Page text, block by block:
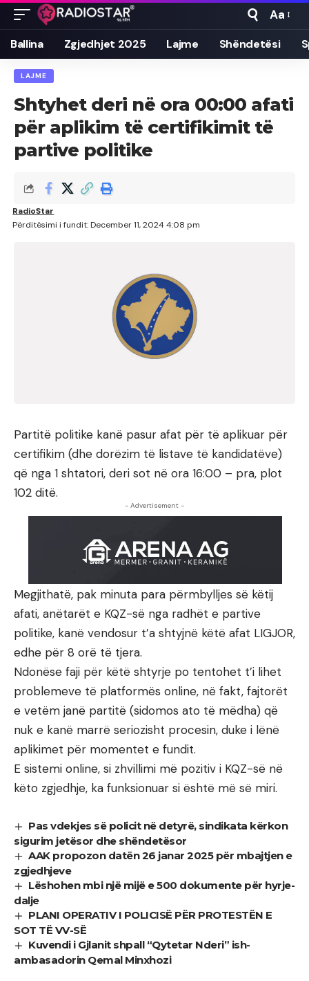
Font
Resizer
Aa
Ballina Zgjedhjet 2025 Lajme Shëndetësi
LAJME
Shtyhet deri në ora 00:00 afati
për aplikim të certifikimit të
partive politike
Përditësimi i fundit: December 11, 2024 4:08 pm
RadioStar
Partitë politike kanë pasur afat për të aplikuar për
certifikim (dhe dorëzim të listave të kandidatëve)
që nga 1 shtatori, deri sot në ora 16:00 – pra, plot
102 ditë.
- Advertisement -
Megjithatë, pak minuta para përmbylljes së këtij
afati, anëtarët e KQZ-së nga radhët e partive
politike, kanë vendosur t’a shtyjnë këtë afat LIGJOR,
edhe për 8 orë të tjera.
Ndonëse faji për këtë shtyrje po tentohet t’i lihet
problemeve të platformës online, në fakt, fajtorët
e vetëm janë partitë (sidomos ato të mëdha) që
nuk e kanë marrë seriozisht procesin, duke i lënë
aplikimet për momentet e fundit.
E sistemi online, si zhvillimi më pozitiv i KQZ-së në
këto zgjedhje, ka funksionuar si është më së miri.
Pas vdekjes së policit në detyrë, sindikata kërkon
sigurim jetësor dhe shëndetësor
AAK propozon datën 26 janar 2025 për mbajtjen e
zgjedhjeve
Lëshohen mbi një mijë e 500 dokumente për hyrje-
dalje
PLANI OPERATIV I POLICISË PËR PROTESTËN E
SOT TË VV-SË
Kuvendi i Gjlanit shpall “Qytetar Nderi” ish-
ambasadorin Qemal Minxhozi